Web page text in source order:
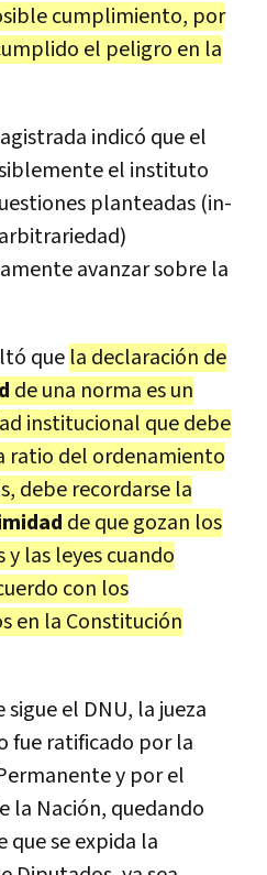
cumplimiento, por
el peligro en la
indicó que el
el instituto
planteadas (in­
avanzar sobre la
que la declaración de
de una norma es un
institucional que debe
ratio del ordenamiento
debe recordarse la
de que gozan los
las leyes cuando
con los
en la Constitución
el DNU, la jueza
fue ratificado por la
y por el
la Nación, quedando
se expida la